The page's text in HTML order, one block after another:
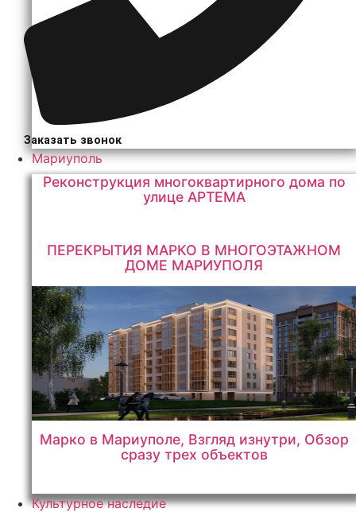
Заказать звонок
Мариуполь
Реконструкция многоквартирного дома по
улице АРТЕМА
ПЕРЕКРЫТИЯ МАРКО В МНОГОЭТАЖНОМ
ДОМЕ МАРИУПОЛЯ
Марко в Мариуполе, Взгляд изнутри, Обзор
сразу трех объектов
Культурное наследие